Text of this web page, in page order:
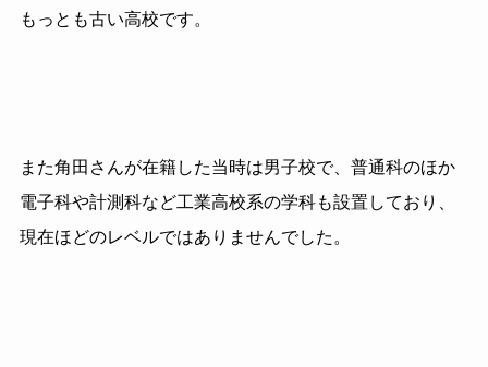
もっとも古い高校です。
また角田さんが在籍した当時は男子校で、普通科のほか
電子科や計測科など工業高校系の学科も設置しており、
現在ほどのレベルではありませんでした。